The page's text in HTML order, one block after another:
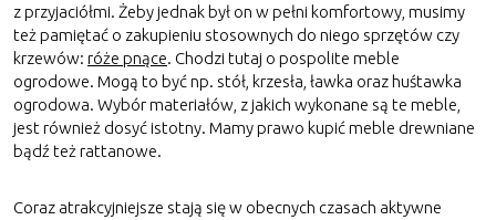
z przyjaciółmi. Żeby jednak był on w pełni komfortowy, musimy
też pamiętać o zakupieniu stosownych do niego sprzętów czy
krzewów: róże pnące. Chodzi tutaj o pospolite meble
ogrodowe. Mogą to być np. stół, krzesła, ławka oraz huśtawka
ogrodowa. Wybór materiałów, z jakich wykonane są te meble,
jest również dosyć istotny. Mamy prawo kupić meble drewniane
bądź też rattanowe.
Coraz atrakcyjniejsze stają się w obecnych czasach aktywne